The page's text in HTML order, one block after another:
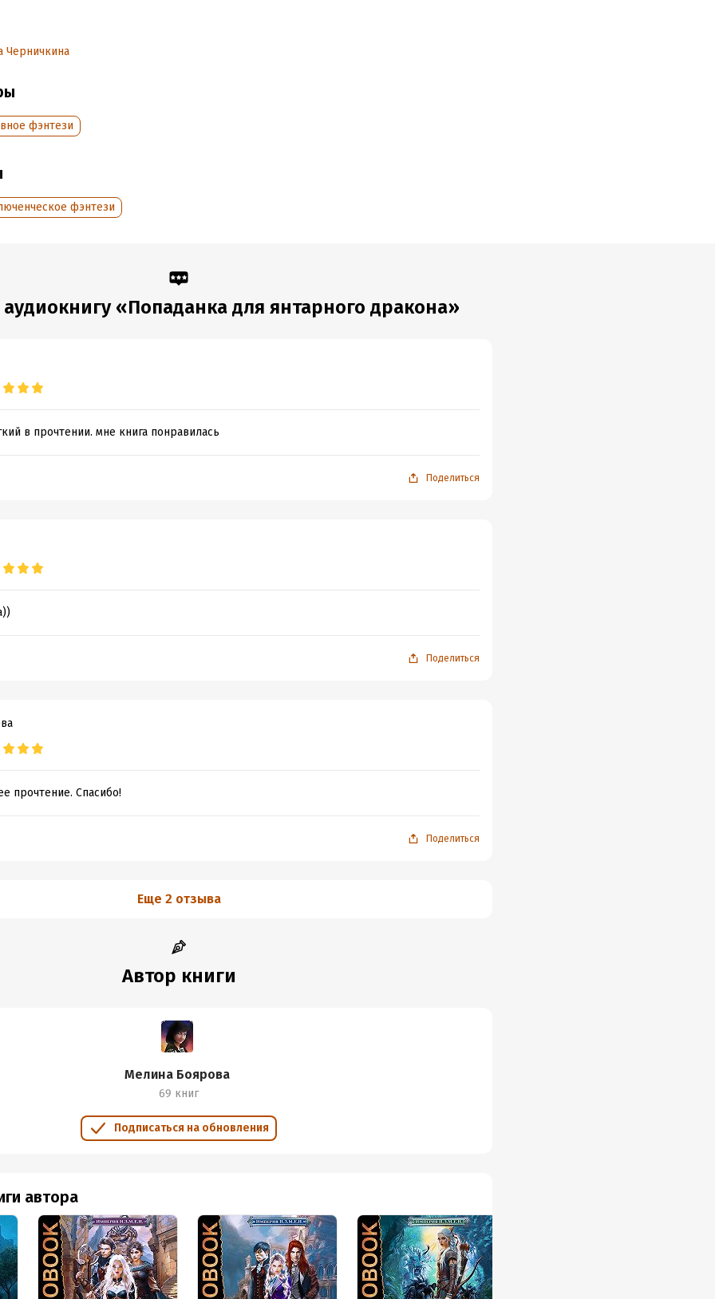
/ One Step Closer
15 ноября 2023
Черничкина
фэнтези
фэнтези
«Попаданка для янтарного дракона»
в прочтении. мне книга понравилась
Поделиться
Поделиться
прочтение. Спасибо!
Поделиться
Еще 2 отзыва
Автор книги
Мелина Боярова
69 книг
Подписаться на обновления
автора